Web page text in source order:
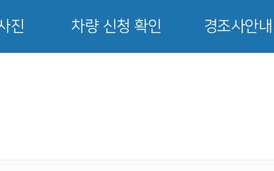
진 차량 신청 확인 경조사안내